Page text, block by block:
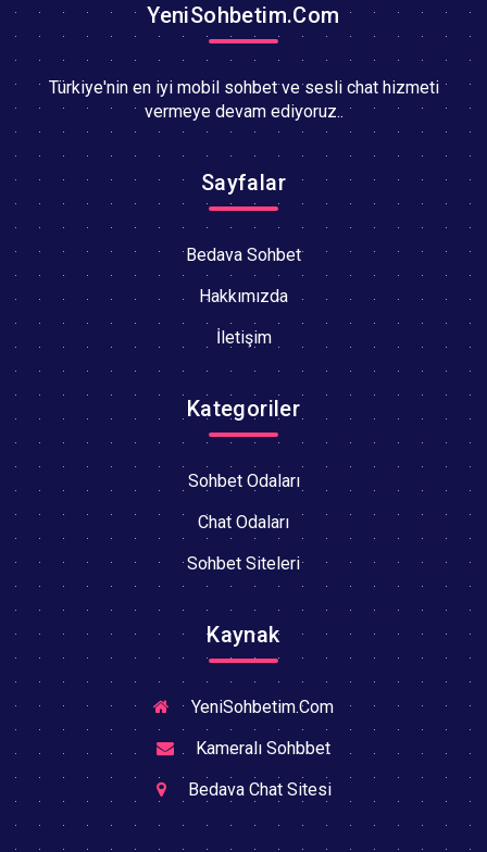
YeniSohbetim.Com
Türkiye'nin en iyi mobil sohbet ve sesli chat hizmeti
vermeye devam ediyoruz..
Sayfalar
Bedava Sohbet
Hakkımızda
İletişim
Kategoriler
Sohbet Odaları
Chat Odaları
Sohbet Siteleri
Kaynak
YeniSohbetim.Com
Kameralı Sohbbet
Bedava Chat Sitesi